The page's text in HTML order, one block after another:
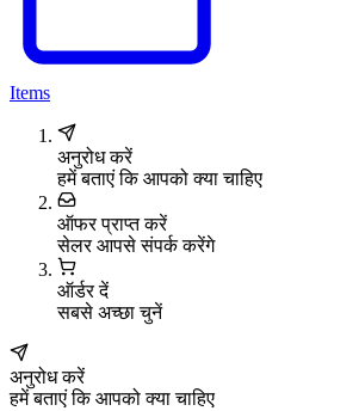
Items
अनुरोध करें
हमें बताएं कि आपको क्या चाहिए
ऑफर प्राप्त करें
सेलर आपसे संपर्क करेंगे
ऑर्डर दें
सबसे अच्छा चुनें
अनुरोध करें
हमें बताएं कि आपको क्या चाहिए